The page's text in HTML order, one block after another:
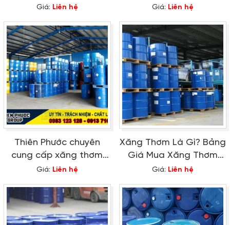
Dụng Cho Từng Ngành
Giá: Liên hệ Giá: Liên hệ
Thiên Phước chuyên
cung cấp xăng thơm
giá sỉ tốt nhất
Giá: Liên hệ
Xăng Thơm Là Gì? Bảng
Giá Mua Xăng Thơm
Xăng Nhật Mới Nhất
Giá: Liên hệ